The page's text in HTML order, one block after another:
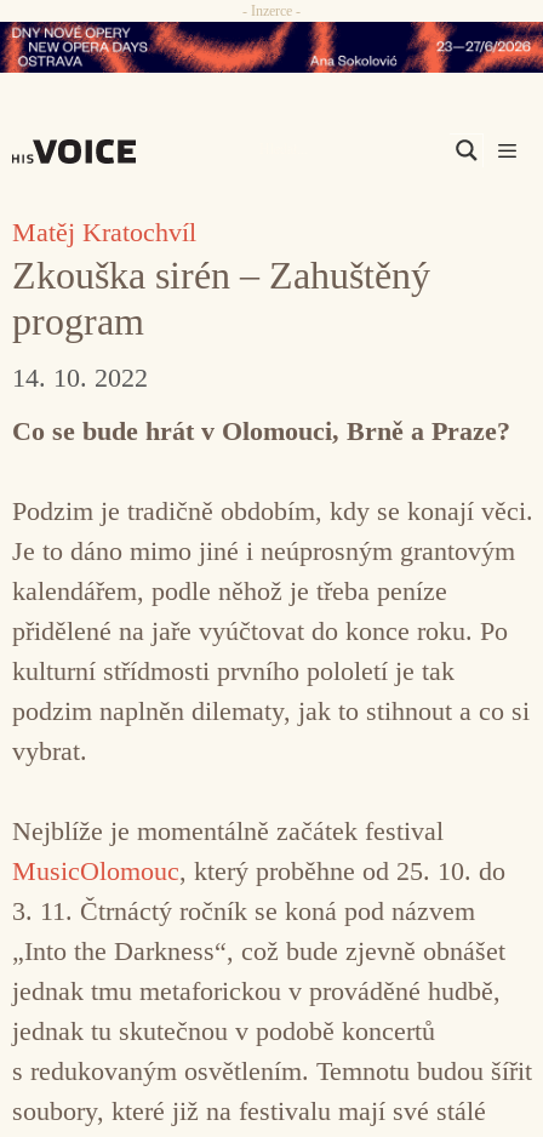
Přeskočit
na
- Inzerce -
Matěj Kratochvíl
Zkouška sirén – Zahuštěný
program
14. 10. 2022
Co se bude hrát v Olomouci, Brně a Praze?
Podzim je tradičně obdobím, kdy se konají věci.
Je to dáno mimo jiné i neúprosným grantovým
kalendářem, podle něhož je třeba peníze
přidělené na jaře vyúčtovat do konce roku. Po
kulturní střídmosti prvního pololetí je tak
podzim naplněn dilematy, jak to stihnout a co si
vybrat.
Nejblíže je momentálně začátek festival
MusicOlomouc, který proběhne od 25. 10. do
3. 11. Čtrnáctý ročník se koná pod názvem
„Into the Darkness“, což bude zjevně obnášet
jednak tmu metaforickou v prováděné hudbě,
jednak tu skutečnou v podobě koncertů
s redukovaným osvětlením. Temnotu budou šířit
soubory, které již na festivalu mají své stálé